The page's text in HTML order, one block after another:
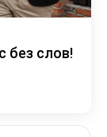
без слов!